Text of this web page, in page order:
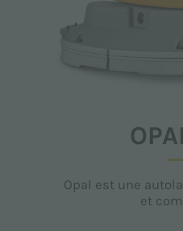
Opal est une
et